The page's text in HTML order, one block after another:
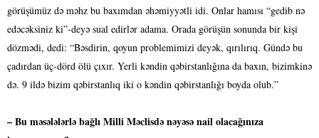
görüşümüz də məhz bu baxımdan əhəmiyyətli idi. Onlar hamısı “gedib nə
edəcəksiniz ki”-deyə sual edirlər adama. Orada görüşün sonunda bir kişi
dözmədi, dedi: “Bəsdirin, qoyun problemimizi deyək, qırılırıq. Gündə bu
çadırdan üç-dörd ölü çıxır. Yerli kəndin qəbirstanlığına da baxın, bizimkinə
də. 9 ildə bizim qəbirstanlıq iki o kəndin qəbirstanlığı boyda olub.”
– Bu məsələlərlə bağlı Milli Məclisdə nəyəsə nail olacağınıza